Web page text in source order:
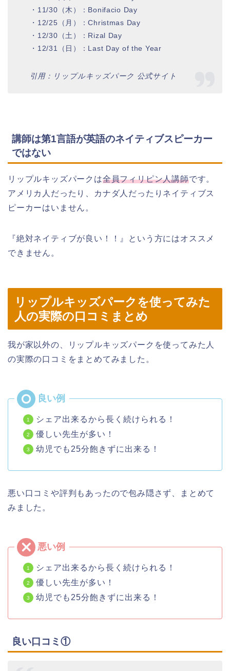
・11/30（木）：Bonifacio Day
・12/25（月）：Christmas Day
・12/30（土）：Rizal Day
・12/31（日）：Last Day of the Year
引用：リップルキッズパーク 公式サイト
講師は第1言語が英語のネイティブスピーカー
ではない
リップルキッズパークは全員フィリピン人講師です。
アメリカ人だったり、カナダ人だったりネイティブス
ピーカーはいません。
『絶対ネイティブが良い！！』という方にはオススメ
できません。
リップルキッズパークを使ってみた
人の実際の口コミまとめ
我が家以外の、リップルキッズパークを使ってみた人
の実際の口コミをまとめてみました。
シェア出来るから長く続けられる！
優しい先生が多い！
幼児でも25分飽きずに出来る！
悪い口コミや評判もあったので包み隠さず、まとめて
みました。
シェア出来るから長く続けられる！
優しい先生が多い！
幼児でも25分飽きずに出来る！
良い口コミ①